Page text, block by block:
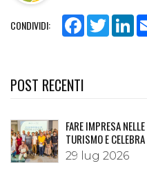
CONDIVIDI: Facebook
POST RECENTI
FARE IMPRESA
TURISMO E
29 lug 2026